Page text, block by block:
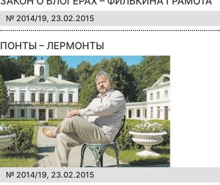
№ 2014/19, 23.02.2015
ПОНТЫ – ЛЕРМОНТЫ
№ 2014/19, 23.02.2015